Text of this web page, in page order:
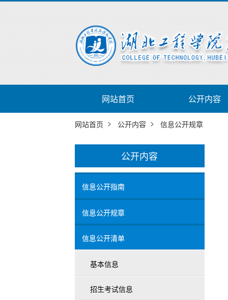
网站首页 公开内容
网站首页 > 公开内容> 信息公开规章
公开内容
信息公开指南
信息公开规章
信息公开清单
基本信息
招生考试信息